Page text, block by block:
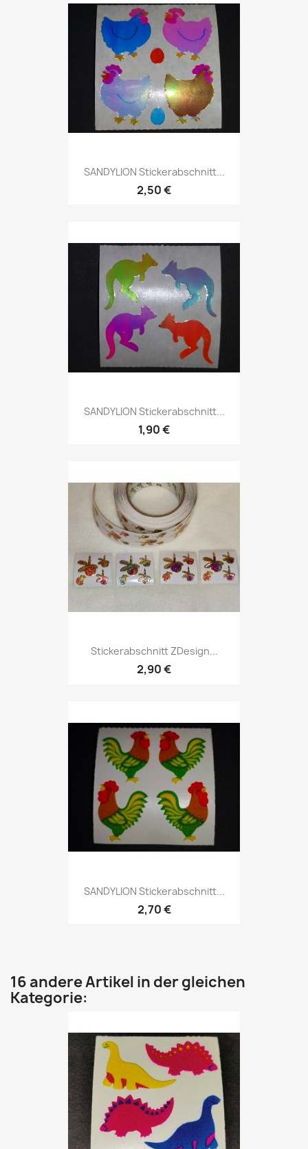
SANDYLION Stickerabschnitt...
2,50 €
SANDYLION Stickerabschnitt...
1,90 €
Stickerabschnitt ZDesign...
2,90 €
SANDYLION Stickerabschnitt...
2,70 €
16 andere Artikel in der gleichen
Kategorie: